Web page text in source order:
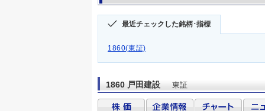
最近チェックした銘柄･指標
1860(東証)
1860 戸田建設 東証